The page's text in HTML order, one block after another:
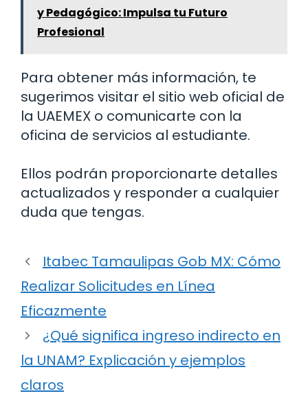
y Pedagógico: Impulsa tu Futuro
Profesional
Para obtener más información, te
sugerimos visitar el sitio web oficial de
la UAEMEX o comunicarte con la
oficina de servicios al estudiante.
Ellos podrán proporcionarte detalles
actualizados y responder a cualquier
duda que tengas.
Itabec Tamaulipas Gob MX: Cómo
Realizar Solicitudes en Línea
Eficazmente
¿Qué significa ingreso indirecto en
la UNAM? Explicación y ejemplos
claros